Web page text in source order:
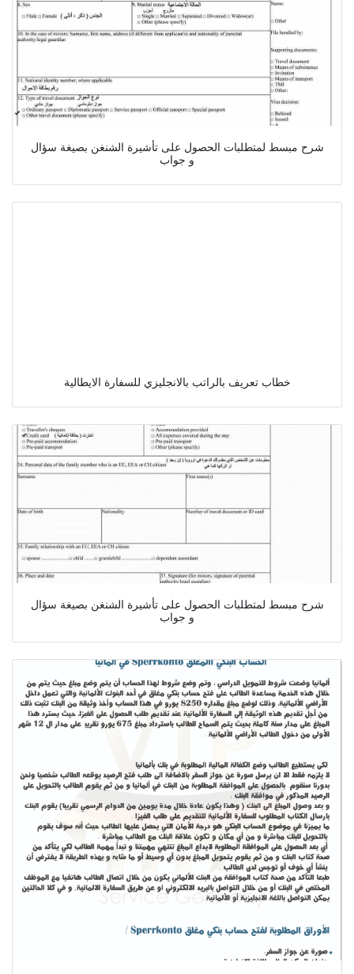
شرح مبسط لمتطلبات الحصول على تأشيرة الشنغن بصيغة سؤال
و جواب
خطاب تعريف بالراتب بالانجليزي للسفارة الايطالية
شرح مبسط لمتطلبات الحصول على تأشيرة الشنغن بصيغة سؤال
و جواب